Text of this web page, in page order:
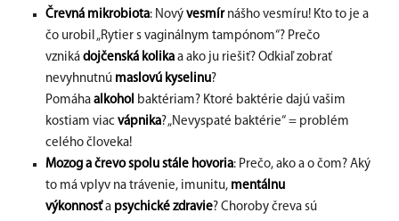
Črevná mikrobiota: Nový vesmír nášho vesmíru! Kto to je a
čo urobil „Rytier s vaginálnym tampónom“? Prečo
vzniká dojčenská kolika a ako ju riešiť? Odkiaľ zobrať
nevyhnutnú maslovú kyselinu?
Pomáha alkohol baktériam? Ktoré baktérie dajú vašim
kostiam viac vápnika? „Nevyspaté baktérie“ = problém
celého človeka!
Mozog a črevo spolu stále hovoria: Prečo, ako a o čom? Aký
to má vplyv na trávenie, imunitu, mentálnu
výkonnosťa psychické zdravie? Choroby čreva sú